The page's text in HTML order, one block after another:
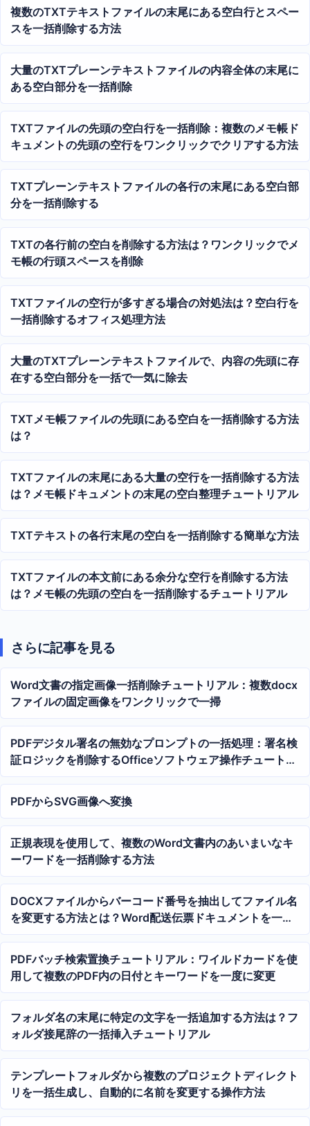
複数のTXTテキストファイルの末尾にある空白行とスペー
スを一括削除する方法
大量のTXTプレーンテキストファイルの内容全体の末尾に
ある空白部分を一括削除
TXTファイルの先頭の空白行を一括削除：複数のメモ帳ド
キュメントの先頭の空行をワンクリックでクリアする方法
TXTプレーンテキストファイルの各行の末尾にある空白部
分を一括削除する
TXTの各行前の空白を削除する方法は？ワンクリックでメ
モ帳の行頭スペースを削除
TXTファイルの空行が多すぎる場合の対処法は？空白行を
一括削除するオフィス処理方法
大量のTXTプレーンテキストファイルで、内容の先頭に存
在する空白部分を一括で一気に除去
TXTメモ帳ファイルの先頭にある空白を一括削除する方法
は？
TXTファイルの末尾にある大量の空行を一括削除する方法
は？メモ帳ドキュメントの末尾の空白整理チュートリアル
TXTテキストの各行末尾の空白を一括削除する簡単な方法
TXTファイルの本文前にある余分な空行を削除する方法
は？メモ帳の先頭の空白を一括削除するチュートリアル
さらに記事を見る
Word文書の指定画像一括削除チュートリアル：複数docx
ファイルの固定画像をワンクリックで一掃
PDFデジタル署名の無効なプロンプトの一括処理：署名検
証ロジックを削除するOfficeソフトウェア操作チュートリ
アル
PDFからSVG画像へ変換
正規表現を使用して、複数のWord文書内のあいまいなキ
ーワードを一括削除する方法
DOCXファイルからバーコード番号を抽出してファイル名
を変更する方法とは？Word配送伝票ドキュメントを一括
整理する方法
PDFバッチ検索置換チュートリアル：ワイルドカードを使
用して複数のPDF内の日付とキーワードを一度に変更
フォルダ名の末尾に特定の文字を一括追加する方法は？フ
ォルダ接尾辞の一括挿入チュートリアル
テンプレートフォルダから複数のプロジェクトディレクト
リを一括生成し、自動的に名前を変更する操作方法